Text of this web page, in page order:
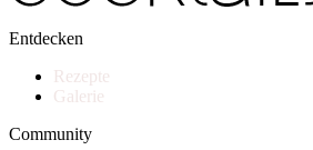
Entdecken
Rezepte
Galerie
Community